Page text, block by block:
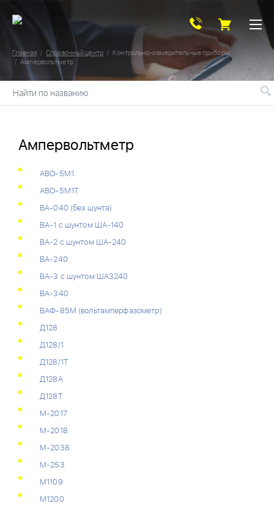
Главная Справочный центр
Контрольно-измерительные приборы
Ампервольтметр
Найти по названию
Ампервольтметр
АВО-5М1
АВО-5М1Т
ВА-040 (без шунта)
ВА-1 с шунтом ША-140
ВА-2 с шунтом ША-240
ВА-240
ВА-3 с шунтом ША3240
ВА-340
ВАФ-85М (вольтамперфазометр)
Д128
Д128/1
Д128/1Т
Д128А
Д128Т
М-2017
М-2018
М-2038
М-253
М1109
М1200